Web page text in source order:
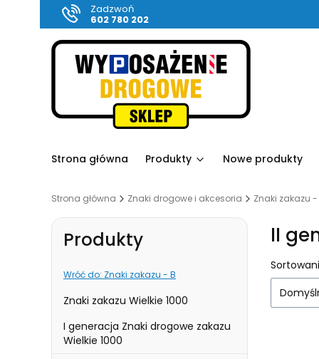
Zadzwoń
602 780 202
Strona główna Produkty Nowe produkty
Strona główna Znaki drogowe i akcesoria Znaki zakazu -
Produkty
Wróć do: Znaki zakazu - B
Znaki zakazu Wielkie 1000
I generacja Znaki drogowe zakazu
Wielkie 1000
II
Lista